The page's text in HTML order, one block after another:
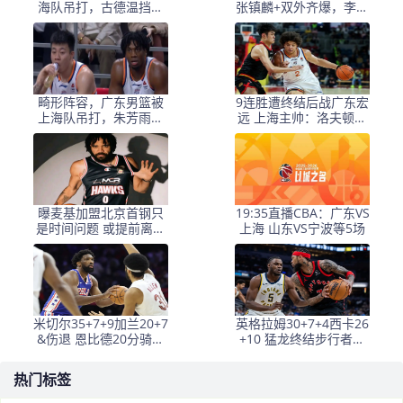
海队吊打，古德温挡不
住，胡明轩再度拉胯
张镇麟+双外齐爆，李弘
权精准，广东太铁了
畸形阵容，广东男篮被
上海队吊打，朱芳雨需
要交易，否则夺冠无望
9连胜遭终结后战广东宏
远 上海主帅：洛夫顿轮
休
曝麦基加盟北京首钢只
是时间问题 或提前离开
NBL
19:35直播CBA：广东VS
上海 山东VS宁波等5场
米切尔35+7+9加兰20+7
&伤退 恩比德20分骑士
英格拉姆30+7+4西卡26
+10 猛龙终结步行者三
热门标签